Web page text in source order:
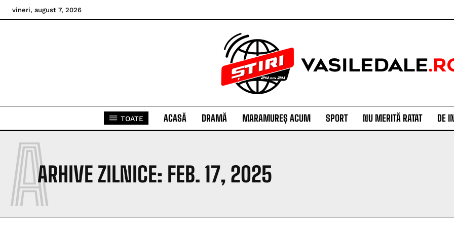
vineri, august 7, 2026
TOATE ACASĂ DRAMĂ MARAMUREȘ ACUM SPORT NU MERITĂ RATAT DE
ARHIVE ZILNICE: FEB. 17, 2025
A